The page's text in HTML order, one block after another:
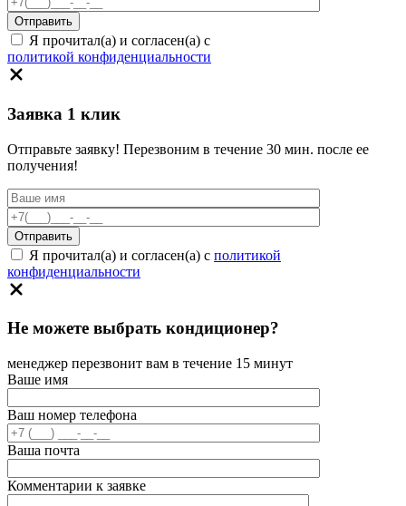
Я прочитал(а) и согласен(а) с
политикой конфиденциальности
Заявка 1 клик
Отправьте заявку! Перезвоним в течение 30 мин. после ее
получения!
Я прочитал(а) и согласен(а) с политикой
конфиденциальности
Не можете выбрать кондиционер?
менеджер перезвонит вам в течение 15 минут
Ваше имя
Ваш номер телефона
Ваша почта
Комментарии к заявке